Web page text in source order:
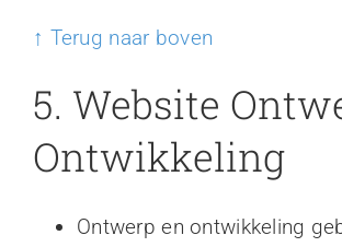
↑ Terug naar boven
5. Website
Ontwikkeling
Ontwerp en ontwikkeling